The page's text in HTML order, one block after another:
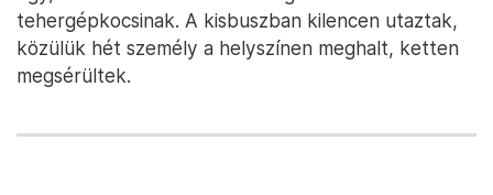
tehergépkocsinak. A kisbuszban kilencen utaztak,
közülük hét személy a helyszínen meghalt, ketten
megsérültek.